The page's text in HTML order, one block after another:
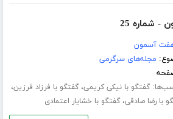
شماره 25
آسمون
مجله‌های سرگرمی
گفتگو با نیکی کریمی،گفتگو با فرزاد فرزین،
با رضا صادقی،گفتگو با خشایار اعتمادی